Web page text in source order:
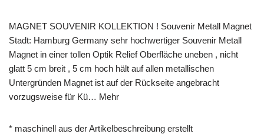
MAGNET SOUVENIR KOLLEKTION ! Souvenir Metall Magnet
Stadt: Hamburg Germany sehr hochwertiger Souvenir Metall
Magnet in einer tollen Optik Relief Oberfläche uneben , nicht
glatt 5 cm breit , 5 cm hoch hält auf allen metallischen
Untergründen Magnet ist auf der Rückseite angebracht
vorzugsweise für Kü… Mehr
* maschinell aus der Artikelbeschreibung erstellt